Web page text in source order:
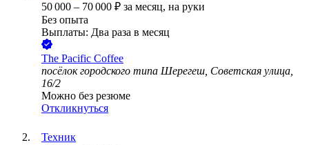
50 000 – 70 000 ₽ за месяц, на руки
Без опыта
Выплаты: Два раза в месяц
The Pacific Coffee
посёлок городского типа Шерегеш, Советская улица,
16/2
Можно без резюме
Откликнуться
Техник